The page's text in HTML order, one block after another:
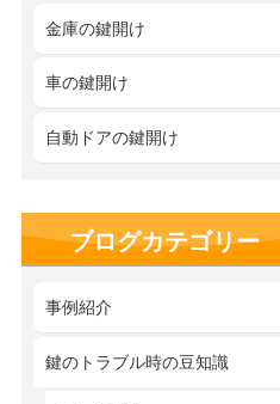
金庫の鍵開け
車の鍵開け
自動ドアの鍵開け
ブログカテゴリー
事例紹介
鍵のトラブル時の豆知識